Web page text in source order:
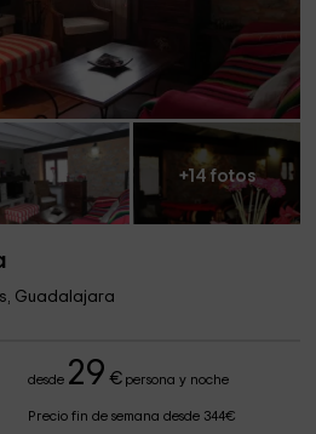
+14 fotos
Guadalajara
desde 29 €persona y noche
Precio fin de semana desde 344€